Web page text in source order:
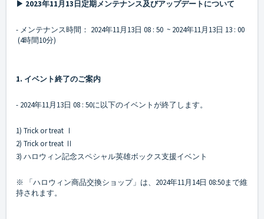
▶ 2023年11月13日定期メンテナンス及びアップデートについて
- メンテナンス時間： 2024年11月13日 08 : 50 ~ 2024年11月13日 13 : 00
(4時間10分)
1. イベント終了のご案内
- 2024年11月13日 08 : 50に以下のイベントが終了します。
1) Trick or treat Ⅰ
2) Trick or treat Ⅱ
3) ハロウィン記念スペシャル英雄ボックス支援イベント
※ 「ハロウィン商品交換ショップ」は、2024年11月14日 08:50まで維
持されます。